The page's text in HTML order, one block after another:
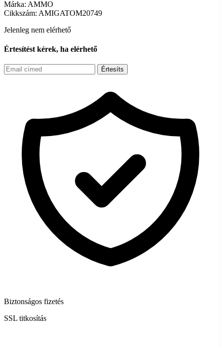
Márka: AMMO
Cikkszám: AMIGATOM20749
Jelenleg nem elérhető
Értesítést kérek, ha elérhető
Értesíts
Biztonságos fizetés
SSL titkosítás